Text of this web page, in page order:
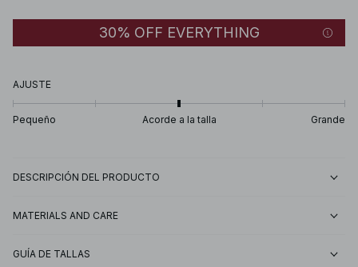
30% OFF EVERYTHING
AJUSTE
Pequeño Acorde a la talla Grande
DESCRIPCIÓN DEL PRODUCTO
MATERIALS AND CARE
GUÍA DE TALLAS